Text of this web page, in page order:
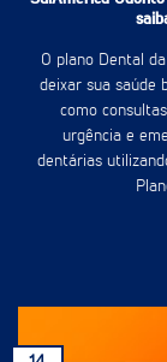
O plano Dental
deixar sua saúde
como
urgência e
dentárias